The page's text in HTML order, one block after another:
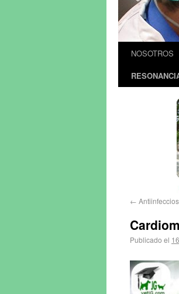
NOSOTROS
←
Publicado el